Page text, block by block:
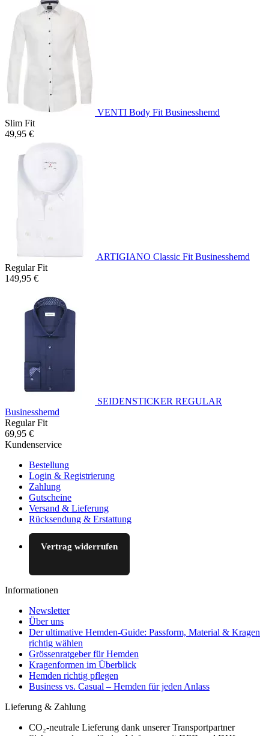
VENTI Body Fit Businesshemd
Slim Fit
49,95 €
ARTIGIANO Classic Fit Businesshemd
Regular Fit
149,95 €
SEIDENSTICKER REGULAR
Businesshemd
Regular Fit
69,95 €
Kundenservice
Bestellung
Login & Registrierung
Zahlung
Gutscheine
Versand & Lieferung
Rücksendung & Erstattung
Vertrag widerrufen
Informationen
Newsletter
Über uns
Der ultimative Hemden-Guide: Passform, Material & Kragen
richtig wählen
Grössenratgeber für Hemden
Kragenformen im Überblick
Hemden richtig pflegen
Business vs. Casual – Hemden für jeden Anlass
Lieferung & Zahlung
CO₂-neutrale Lieferung dank unserer Transportpartner